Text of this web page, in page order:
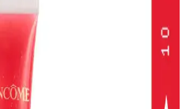
Ürünleri: Güvenle
hassas ciltler için güvenli,
geçmiş seçenekler sunar.
koruyabilirsiniz.